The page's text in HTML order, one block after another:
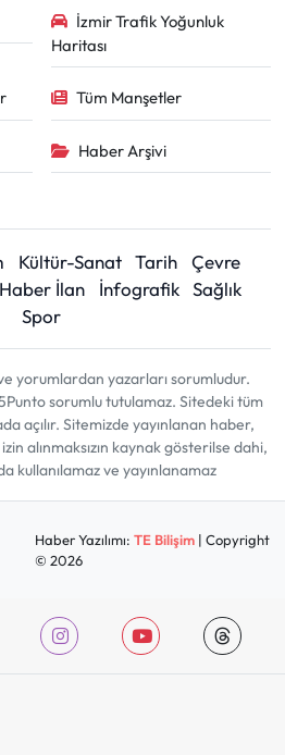
İzmir Trafik Yoğunluk
Haritası
Tüm Manşetler
Haber Arşivi
Kültür-Sanat Tarih
Çevre
Haber İlan İnfografik Sağlık
Spor
yorumlardan yazarları sorumludur.
sorumlu tutulamaz. Sitedeki tüm
açılır. Sitemizde yayınlanan haber,
alınmaksızın kaynak gösterilse dahi,
kullanılamaz ve yayınlanamaz
Haber Yazılımı: TE Bilişim| Copyright
© 2026